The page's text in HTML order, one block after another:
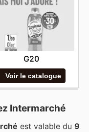
G20
Voir le catalogue
Intermarché
est valable du 9